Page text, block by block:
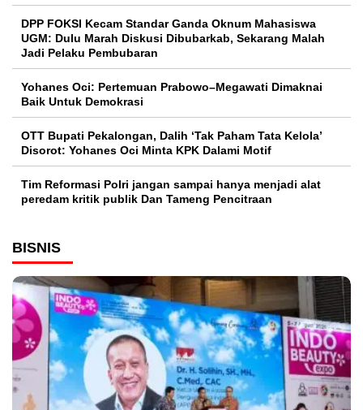
DPP FOKSI Kecam Standar Ganda Oknum Mahasiswa
UGM: Dulu Marah Diskusi Dibubarkab, Sekarang Malah
Jadi Pelaku Pembubaran
Yohanes Oci: Pertemuan Prabowo–Megawati Dimaknai
Baik Untuk Demokrasi
OTT Bupati Pekalongan, Dalih ‘Tak Paham Tata Kelola’
Disorot: Yohanes Oci Minta KPK Dalami Motif
Tim Reformasi Polri jangan sampai hanya menjadi alat
peredam kritik publik Dan Tameng Pencitraan
BISNIS